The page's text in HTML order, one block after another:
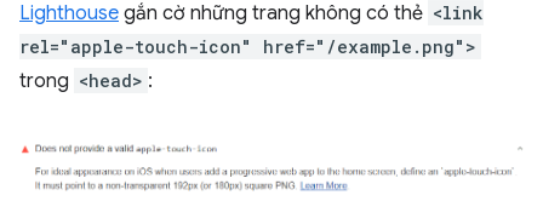
Lighthouse gắn cờ những trang không có thẻ <link
rel="apple-touch-icon" href="/example.png">
trong <head> :